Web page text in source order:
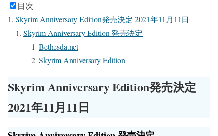
目次
Skyrim Anniversary Edition発売決定 2021年11月11日
Skyrim Anniversary Edition 発売決定
Bethesda.net
Skyrim Anniversary Edition
Skyrim Anniversary Edition発売決定
2021年11月11日